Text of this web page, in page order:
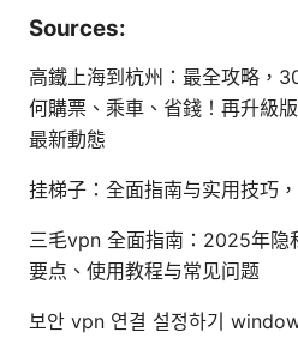
Sources:
高鐵上海到杭州：最全攻略，
何購票、乘車、省錢！再升級
最新動態
挂梯子：全面指南与实用技巧
三毛vpn 全面指南：2025年隐
要点、使用教程与常见问题
보안 vpn 연결 설정하기